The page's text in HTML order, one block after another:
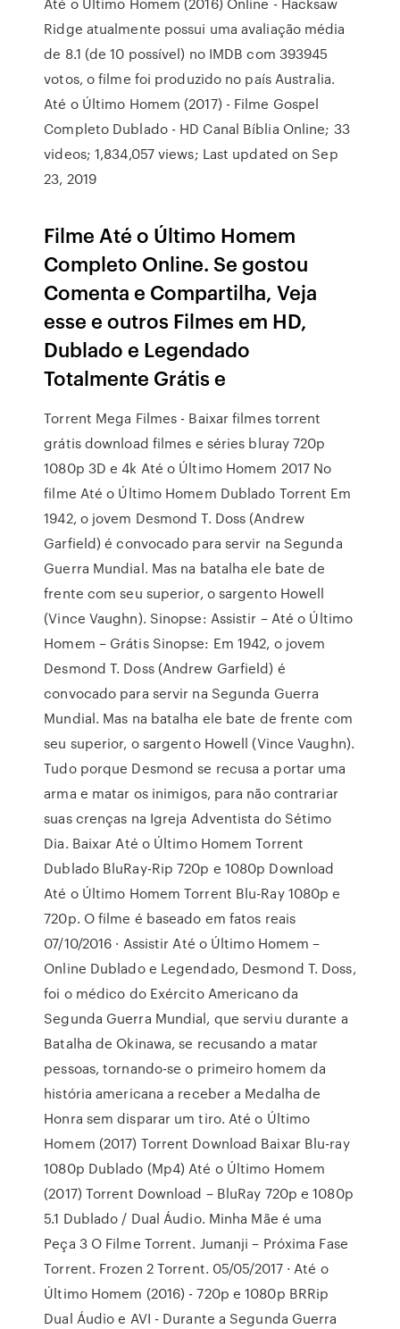
Ridge atualmente possui uma avaliação média
de 8.1 (de 10 possível) no IMDB com 393945
votos, o filme foi produzido no país Australia.
Até o Último Homem (2017) - Filme Gospel
Completo Dublado - HD Canal Bíblia Online; 33
videos; 1,834,057 views; Last updated on Sep
23, 2019
Filme Até o Último Homem
Completo Online. Se gostou
Comenta e Compartilha, Veja
esse e outros Filmes em HD,
Dublado e Legendado
Totalmente Grátis e
Torrent Mega Filmes - Baixar filmes torrent
grátis download filmes e séries bluray 720p
1080p 3D e 4k Até o Último Homem 2017 No
filme Até o Último Homem Dublado Torrent Em
1942, o jovem Desmond T. Doss (Andrew
Garfield) é convocado para servir na Segunda
Guerra Mundial. Mas na batalha ele bate de
frente com seu superior, o sargento Howell
(Vince Vaughn). Sinopse: Assistir – Até o Último
Homem – Grátis Sinopse: Em 1942, o jovem
Desmond T. Doss (Andrew Garfield) é
convocado para servir na Segunda Guerra
Mundial. Mas na batalha ele bate de frente com
seu superior, o sargento Howell (Vince Vaughn).
Tudo porque Desmond se recusa a portar uma
arma e matar os inimigos, para não contrariar
suas crenças na Igreja Adventista do Sétimo
Dia. Baixar Até o Último Homem Torrent
Dublado BluRay-Rip 720p e 1080p Download
Até o Último Homem Torrent Blu-Ray 1080p e
720p. O filme é baseado em fatos reais
07/10/2016 · Assistir Até o Último Homem –
Online Dublado e Legendado, Desmond T. Doss,
foi o médico do Exército Americano da
Segunda Guerra Mundial, que serviu durante a
Batalha de Okinawa, se recusando a matar
pessoas, tornando-se o primeiro homem da
história americana a receber a Medalha de
Honra sem disparar um tiro. Até o Último
Homem (2017) Torrent Download Baixar Blu-ray
1080p Dublado (Mp4) Até o Último Homem
(2017) Torrent Download – BluRay 720p e 1080p
5.1 Dublado / Dual Áudio. Minha Mãe é uma
Peça 3 O Filme Torrent. Jumanji – Próxima Fase
Torrent. Frozen 2 Torrent. 05/05/2017 · Até o
Último Homem (2016) - 720p e 1080p BRRip
Dual Áudio e AVI - Durante a Segunda Guerra